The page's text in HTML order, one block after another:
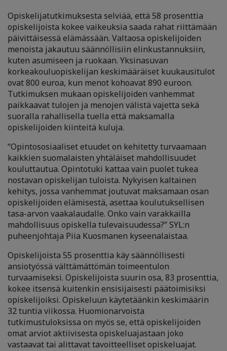
Opiskelijatutkimuksesta selviää, että 58 prosenttia
opiskelijoista kokee vaikeuksia saada rahat riittämään
päivittäisessä elämässään. Valtaosa opiskelijoiden
menoista jakautuu säännöllisiin elinkustannuksiin,
kuten asumiseen ja ruokaan. Yksinasuvan
korkeakouluopiskelijan keskimääräiset kuukausitulot
ovat 800 euroa, kun menot kohoavat 890 euroon.
Tutkimuksen mukaan opiskelijoiden vanhemmat
paikkaavat tulojen ja menojen välistä vajetta sekä
suoralla rahallisella tuella että maksamalla
opiskelijoiden kiinteitä kuluja.
“Opintososiaaliset etuudet on kehitetty turvaamaan
kaikkien suomalaisten yhtäläiset mahdollisuudet
kouluttautua. Opintotuki kattaa vain puolet tukea
nostavan opiskelijan tuloista. Nykyisen kaltainen
kehitys, jossa vanhemmat joutuvat maksamaan osan
opiskelijoiden elämisestä, asettaa koulutuksellisen
tasa-arvon vaakalaudalle. Onko vain varakkailla
mahdollisuus opiskella tulevaisuudessa?” SYL:n
puheenjohtaja Piia Kuosmanen kyseenalaistaa.
Opiskelijoista 55 prosenttia käy säännöllisesti
ansiotyössä välttämättömän toimeentulon
turvaamiseksi. Opiskelijoista suurin osa, 83 prosenttia,
kokee itsensä kuitenkin ensisijaisesti päätoimisiksi
opiskelijoiksi. Opiskeluun käytetäänkin keskimäärin
32 tuntia viikossa. Huomionarvoista
tutkimustuloksissa on myös se, että opiskelijoiden
omat arviot aktiivisesta opiskeluajastaan joko
vastaavat tai alittavat tavoitteelliset opiskeluajat.